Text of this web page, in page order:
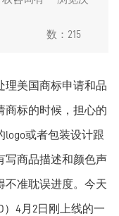
数：215
理美国商标申请和品
商标的时候，担心的
logo或者包装设计跟
写商品描述和颜色声
不准耽误进度。今天
）4月2日刚上线的一